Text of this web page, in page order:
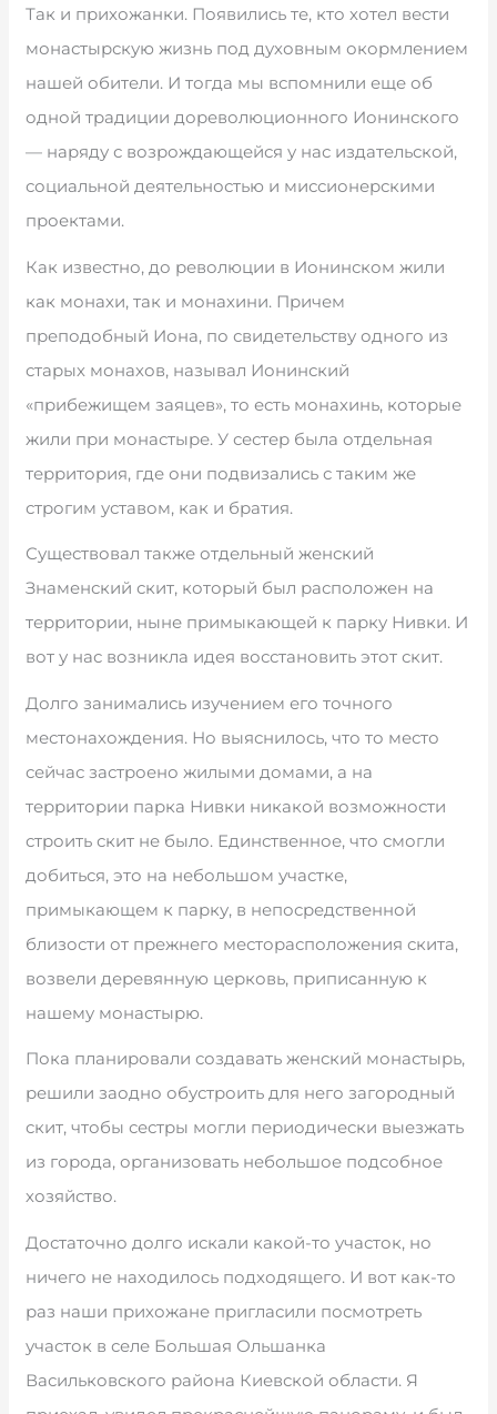
Так и прихожанки. Появились те, кто хотел вести
монастырскую жизнь под духовным окормлением
нашей обители. И тогда мы вспомнили еще об
одной традиции дореволюционного Ионинского
— наряду с возрождающейся у нас издательской,
социальной деятельностью и миссионерскими
проектами.
Как известно, до революции в Ионинском жили
как монахи, так и монахини. Причем
преподобный Иона, по свидетельству одного из
старых монахов, называл Ионинский
«прибежищем заяцев», то есть монахинь, которые
жили при монастыре. У сестер была отдельная
территория, где они подвизались с таким же
строгим уставом, как и братия.
Существовал также отдельный женский
Знаменский скит, который был расположен на
территории, ныне примыкающей к парку Нивки. И
вот у нас возникла идея восстановить этот скит.
Долго занимались изучением его точного
местонахождения. Но выяснилось, что то место
сейчас застроено жилыми домами, а на
территории парка Нивки никакой возможности
строить скит не было. Единственное, что смогли
добиться, это на небольшом участке,
примыкающем к парку, в непосредственной
близости от прежнего месторасположения скита,
возвели деревянную церковь, приписанную к
нашему монастырю.
Пока планировали создавать женский монастырь,
решили заодно обустроить для него загородный
скит, чтобы сестры могли периодически выезжать
из города, организовать небольшое подсобное
хозяйство.
Достаточно долго искали какой-то участок, но
ничего не находилось подходящего. И вот как-то
раз наши прихожане пригласили посмотреть
участок в селе Большая Ольшанка
Васильковского района Киевской области. Я